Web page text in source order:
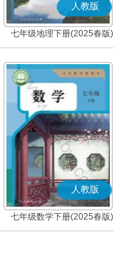
人教版
七年级地理下册(2025春版)
人教版
七年级数学下册(2025春版)